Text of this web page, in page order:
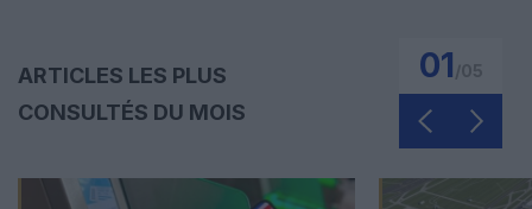
ARTICLES LES PLUS
CONSULTÉS DU MOIS
01